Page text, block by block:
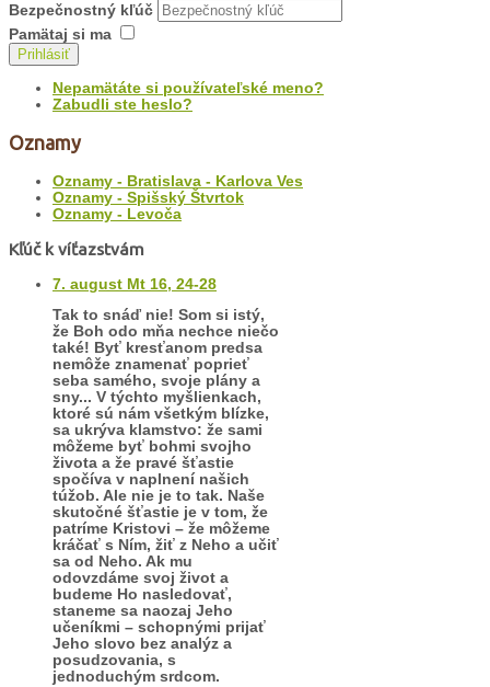
Bezpečnostný kľúč
Pamätaj si ma
Prihlásiť
Nepamätáte si používateľské meno?
Zabudli ste heslo?
Oznamy
Oznamy - Bratislava - Karlova Ves
Oznamy - Spišský Štvrtok
Oznamy - Levoča
Kľúč k víťazstvám
7. august Mt 16, 24-28
Tak to snáď nie! Som si istý,
že Boh odo mňa nechce niečo
také! Byť kresťanom predsa
nemôže znamenať poprieť
seba samého, svoje plány a
sny... V týchto myšlienkach,
ktoré sú nám všetkým blízke,
sa ukrýva klamstvo: že sami
môžeme byť bohmi svojho
života a že pravé šťastie
spočíva v naplnení našich
túžob. Ale nie je to tak. Naše
skutočné šťastie je v tom, že
patríme Kristovi – že môžeme
kráčať s Ním, žiť z Neho a učiť
sa od Neho. Ak mu
odovzdáme svoj život a
budeme Ho nasledovať,
staneme sa naozaj Jeho
učeníkmi – schopnými prijať
Jeho slovo bez analýz a
posudzovania, s
jednoduchým srdcom.